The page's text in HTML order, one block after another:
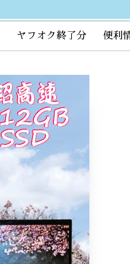
ヤフオク終了分 便利